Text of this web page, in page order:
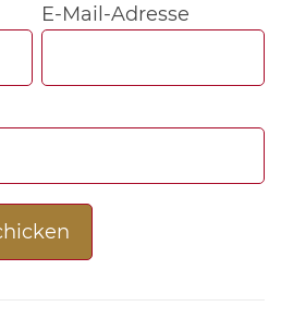
E-Mail-Adresse